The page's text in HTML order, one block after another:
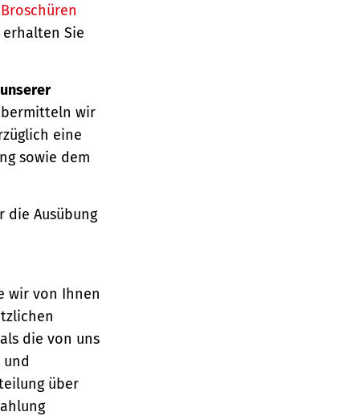
erhalten Sie
wir
eine
sowie dem
die Ausübung
wir von Ihnen
die von uns
über